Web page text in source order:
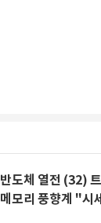
반도체 열전 (32)
메모리 풍향계 "시